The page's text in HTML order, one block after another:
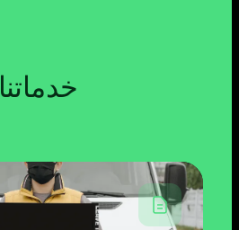
خدماتنا